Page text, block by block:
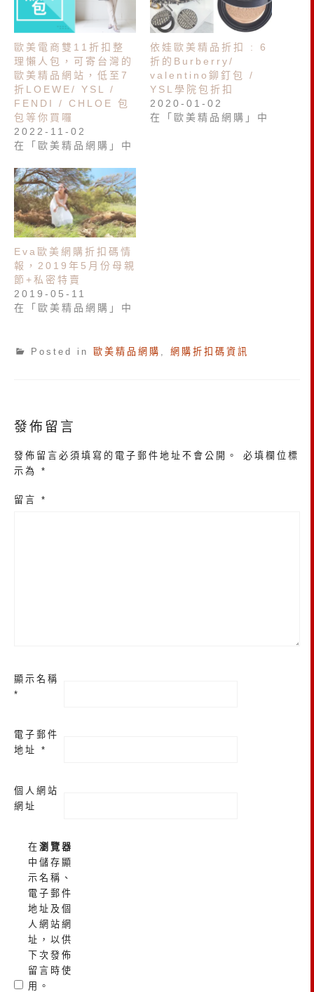
歐美電商雙11折扣整
理懶人包，可寄台灣的
歐美精品網站，低至7
折LOEWE/ YSL /
FENDI / CHLOE 包
包等你買囉
2022-11-02
在「歐美精品網購」中
依娃歐美精品折扣 : 6
折的Burberry/
valentino鉚釘包 /
YSL學院包折扣
2020-01-02
在「歐美精品網購」中
Eva歐美網購折扣碼情
報，2019年5月份母親
節+私密特賣
2019-05-11
在「歐美精品網購」中
Posted in 歐美精品網購 網購折扣碼資訊
發佈留言
發佈留言必須填寫的電子郵件地址不會公開。
必填欄位標
示為 *
留言 *
顯示名稱
*
電子郵件
地址 *
個人網站
網址
在 瀏覽器
中儲存顯
示名稱、
電子郵件
地址及個
人網站網
址，以供
下次發佈
留言時使
用。